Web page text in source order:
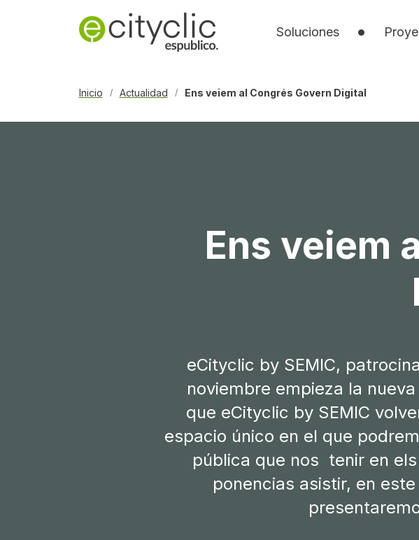
Soluciones
Inicio / Actualidad / Ens veiem al Congrés Govern Digital
Ens veiem
eCityclic by SEMIC,
noviembre empieza la
que eCityclic by SEMIC
espacio único en el que
pública que nos tenir en
ponencias asistir, en